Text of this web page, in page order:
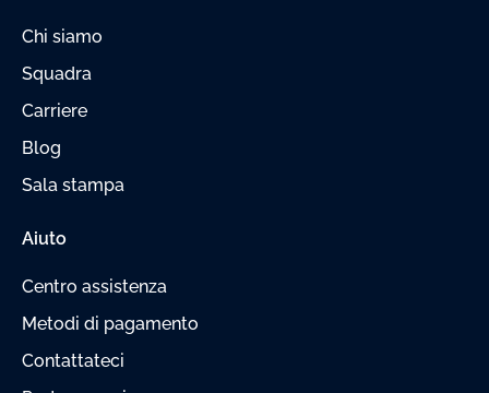
Chi siamo
Squadra
Carriere
Blog
Sala stampa
Aiuto
Centro assistenza
Metodi di pagamento
Contattateci